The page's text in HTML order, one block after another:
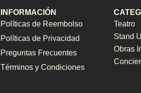
INFORMACIÓN
Políticas de Reembolso
Políticas de Privacidad
Preguntas Frecuentes
Términos y Condiciones
Teatro
Stand
Obras